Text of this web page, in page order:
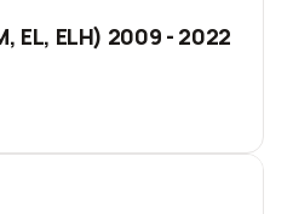
EL, ELH) 2009 - 2022